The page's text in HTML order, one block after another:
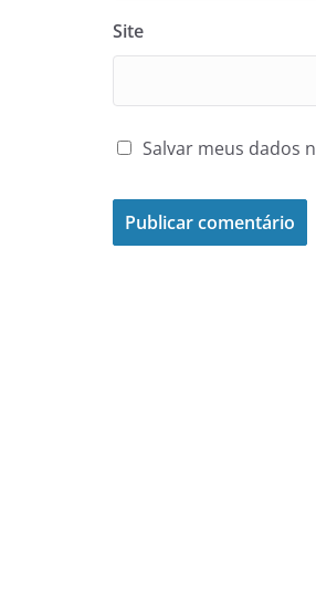
Site
Salvar meus dados